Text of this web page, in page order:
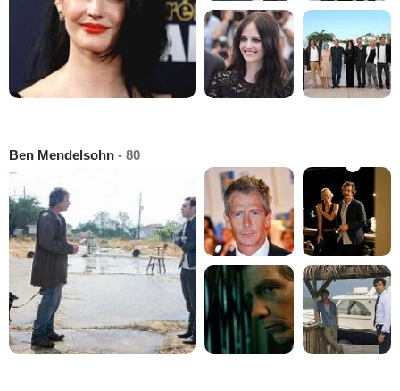
Ben Mendelsohn - 80